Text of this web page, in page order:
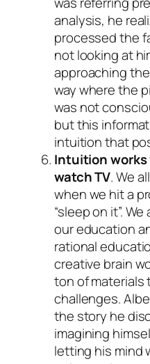
analysis, he
processed the
not looking at
approaching
way where the
was not
but this
intuition that
Intuition works
watch TV. We
when we hit a
“sleep on it”.
our education
rational
creative brain
ton of materials
challenges.
the story he
imagining
letting his mind